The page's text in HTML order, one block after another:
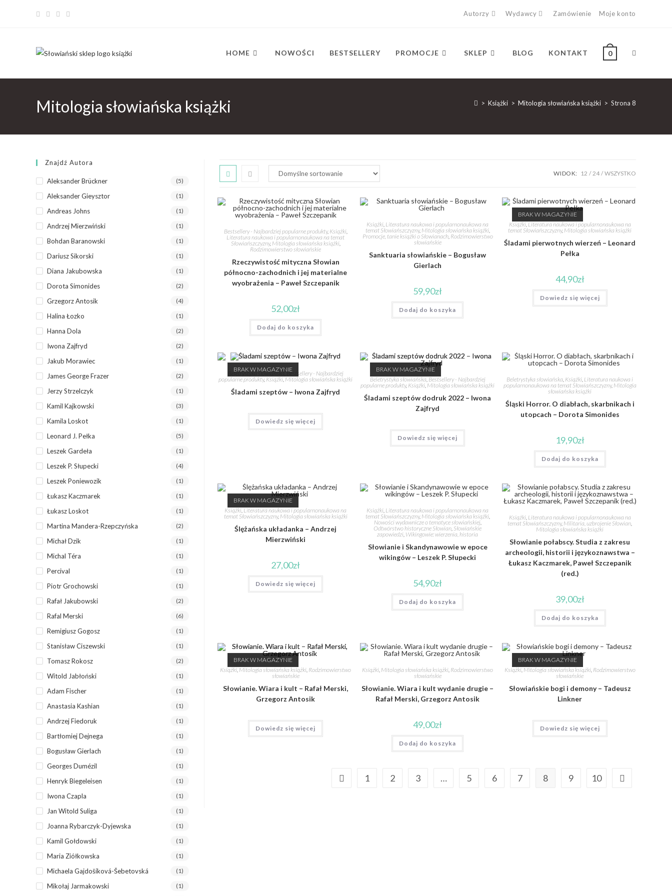
Autorzy Wydawcy Zamówienie Moje konto
HOME NOWOŚCI BESTSELLERY PROMOCJE SKLEP BLOG KONTAKT 0
Mitologia słowiańska książki > Książki > Mitologia słowiańska książki > Strona 8
WIDOK: 12 24 WSZYSTKO
Bestsellery - Najbardziej popularne produkty, Książki,
Literatura naukowa i popularnonaukowa na temat
Słowiańszczyzny, Mitologia słowiańska książki,
Rodzimowierstwo słowiańskie
Rzeczywistość mityczna Słowian
północno-zachodnich i jej materialne
wyobrażenia – Paweł Szczepanik
52,00zł
Dodaj do koszyka
Książki, Literatura naukowa i popularnonaukowa na
temat Słowiańszczyzny, Mitologia słowiańska książki,
Promocje, tanie książki o Słowianach, Rodzimowierstwo
słowiańskie
Sanktuaria słowiańskie – Bogusław
Gierlach
59,90zł
Dodaj do koszyka
BRAK W MAGAZYNIE
Książki, Literatura naukowa i popularnonaukowa na
temat Słowiańszczyzny, Mitologia słowiańska książki
Śladami pierwotnych wierzeń – Leonard
Pełka
44,90zł
Dowiedz się więcej
BRAK W MAGAZYNIE
Beletrystyka słowiańska ,Bestsellery - Najbardziej
popularne produkty, Książki Mitologia słowiańska książki
Śladami szeptów – Iwona Zajfryd
Dowiedz się więcej
BRAK W MAGAZYNIE
Beletrystyka słowiańska,Bestsellery - Najbardziej
popularne produkty, Książki ,Mitologia słowiańska książki
Śladami szeptów dodruk 2022 – Iwona
Zajfryd
Dowiedz się więcej
Beletrystyka słowiańska Książki Literatura naukowa i
popularnonaukowa na temat Słowiańszczyzny, Mitologia
słowiańska książki
Śląski Horror. O diabłach, skarbnikach i
utopcach – Dorota Simonides
19,90zł
Dodaj do koszyka
BRAK W MAGAZYNIE
Książki, Literatura naukowa i popularnonaukowa na
temat Słowiańszczyzny, Mitologia słowiańska książki
Ślężańska układanka – Andrzej
Mierzwiński
27,00zł
Dowiedz się więcej
Książki, Literatura naukowa i popularnonaukowa na
temat Słowiańszczyzny, Mitologia słowiańska książki,
Nowości wydawnicze o tematyce słowiańskiej,
Odtwórstwo historyczne Słowian, Słowiańskie
zapowiedzi, Wikingowie: wierzenia, historia
Słowianie i Skandynawowie w epoce
wikingów – Leszek P. Słupecki
54,90zł
Dodaj do koszyka
Książki, Literatura naukowa i popularnonaukowa na
temat Słowiańszczyzny, Militaria, uzbrojenie Słowian,
Mitologia słowiańska książki
Słowianie połabscy. Studia z zakresu
archeologii, historii i językoznawstwa –
Łukasz Kaczmarek, Paweł Szczepanik
(red.)
39,00zł
Dodaj do koszyka
BRAK W MAGAZYNIE
Książki,Mitologia słowiańska książki Rodzimowierstwo
słowiańskie
Słowianie. Wiara i kult – Rafał Merski,
Grzegorz Antosik
Dowiedz się więcej
Książki Mitologia słowiańska książki Rodzimowierstwo
słowiańskie
Słowianie. Wiara i kult wydanie drugie –
Rafał Merski, Grzegorz Antosik
49,00zł
Dodaj do koszyka
BRAK W MAGAZYNIE
Książki,Mitologia słowiańska książki, Rodzimowierstwo
słowiańskie
Słowiańskie bogi i demony – Tadeusz
Linkner
Dowiedz się więcej
1 2 3 … 5 6 7 8 9 10
Znajdź Autora
Aleksander Brückner (5)
Aleksander Gieysztor (1)
Andreas Johns (1)
Andrzej Mierzwiński (1)
Bohdan Baranowski (1)
Dariusz Sikorski (1)
Diana Jakubowska (1)
Dorota Simonides (2)
Grzegorz Antosik (4)
Halina Łozko (1)
Hanna Dola (2)
Iwona Zajfryd (2)
Jakub Morawiec (1)
James George Frazer (2)
Jerzy Strzelczyk (1)
Kamil Kajkowski (3)
Kamila Loskot (1)
Leonard J. Pełka (5)
Leszek Gardeła (1)
Leszek P. Słupecki (4)
Leszek Poniewozik (1)
Łukasz Kaczmarek (1)
Łukasz Loskot (1)
Martina Mandera-Rzepczyńska (2)
Michał Dzik (1)
Michal Téra (1)
Percival (1)
Piotr Grochowski (1)
Rafał Jakubowski (2)
Rafal Merski (6)
Remigiusz Gogosz (1)
Stanisław Ciszewski (1)
Tomasz Rokosz (2)
Witold Jabłoński (1)
Adam Fischer (1)
Anastasia Kashian (1)
Andrzej Fiedoruk (1)
Bartłomiej Dejnega (1)
Bogusław Gierlach (1)
Georges Dumézil (1)
Henryk Biegeleisen (1)
Iwona Czapla (1)
Jan Witold Suliga (1)
Joanna Rybarczyk-Dyjewska (1)
Kamil Gołdowski (1)
Maria Ziółkowska (1)
Michaela Gajdošíková-Šebetovská (1)
Mikołaj Jarmakowski (1)